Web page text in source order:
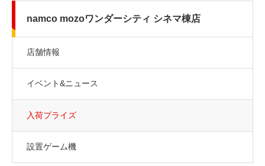
namco mozoワンダーシティ シネマ棟店
店舗情報
イベント&ニュース
入荷プライズ
設置ゲーム機